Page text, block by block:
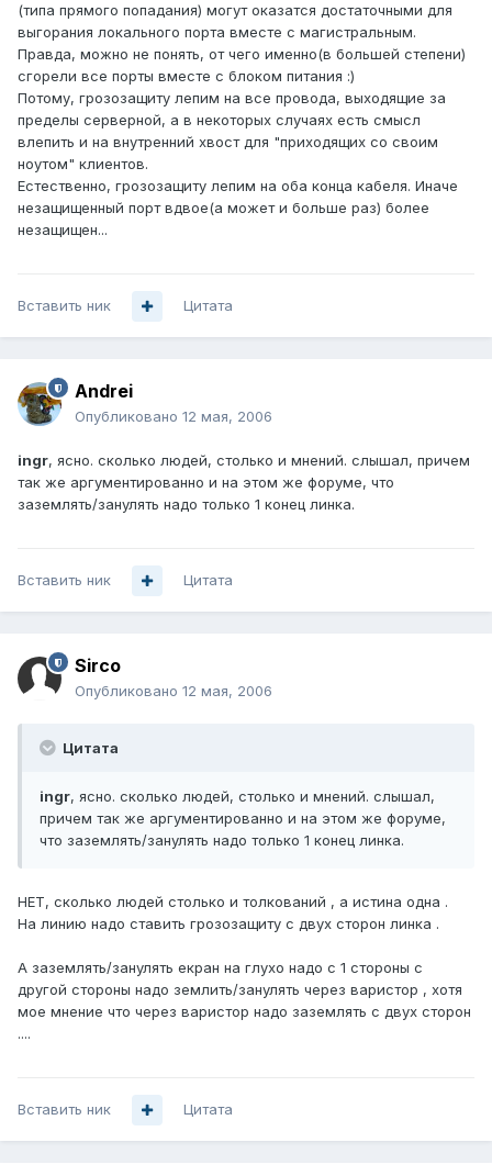
(типа прямого попадания) могут оказатся достаточными для
выгорания локального порта вместе с магистральным.
Правда, можно не понять, от чего именно(в большей степени)
сгорели все порты вместе с блоком питания :)
Потому, грозозащиту лепим на все провода, выходящие за
пределы серверной, а в некоторых случаях есть смысл
влепить и на внутренний хвост для "приходящих со своим
ноутом" клиентов.
Естественно, грозозащиту лепим на оба конца кабеля. Иначе
незащищенный порт вдвое(а может и больше раз) более
незащищен...
Вставить ник Цитата
Andrei
Опубликовано 12 мая, 2006
ingr, ясно. сколько людей, столько и мнений. слышал, причем
так же аргументированно и на этом же форуме, что
заземлять/занулять надо только 1 конец линка.
Вставить ник Цитата
Sirco
Опубликовано 12 мая, 2006
Цитата
ingr, ясно. сколько людей, столько и мнений. слышал,
причем так же аргументированно и на этом же форуме,
что заземлять/занулять надо только 1 конец линка.
НЕТ, сколько людей столько и толкований , а истина одна .
На линию надо ставить грозозащиту с двух сторон линка .
А заземлять/занулять екран на глухо надо с 1 стороны с
другой стороны надо землить/занулять через варистор , хотя
мое мнение что через варистор надо заземлять с двух сторон
....
Вставить ник Цитата